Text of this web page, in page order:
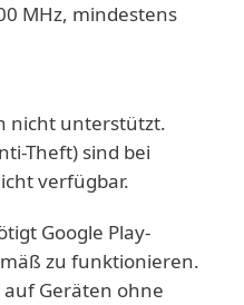
MHz, mindestens
nicht unterstützt.
Theft) sind bei
verfügbar.
Google Play-
zu funktionieren.
auf Geräten ohne